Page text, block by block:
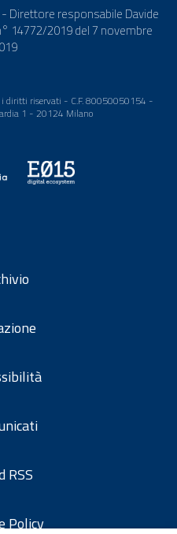
Direttore responsabile Davide
14772/2019 del 7 novembre
diritti riservati - C.F. 80050050154 -
1 - 20124 Milano
RSS
Policy